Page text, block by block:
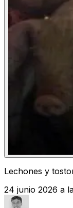
Lechones y
24 junio 2026 a